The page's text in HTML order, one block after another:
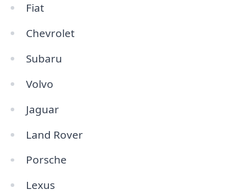
Fiat
Chevrolet
Subaru
Volvo
Jaguar
Land Rover
Porsche
Lexus